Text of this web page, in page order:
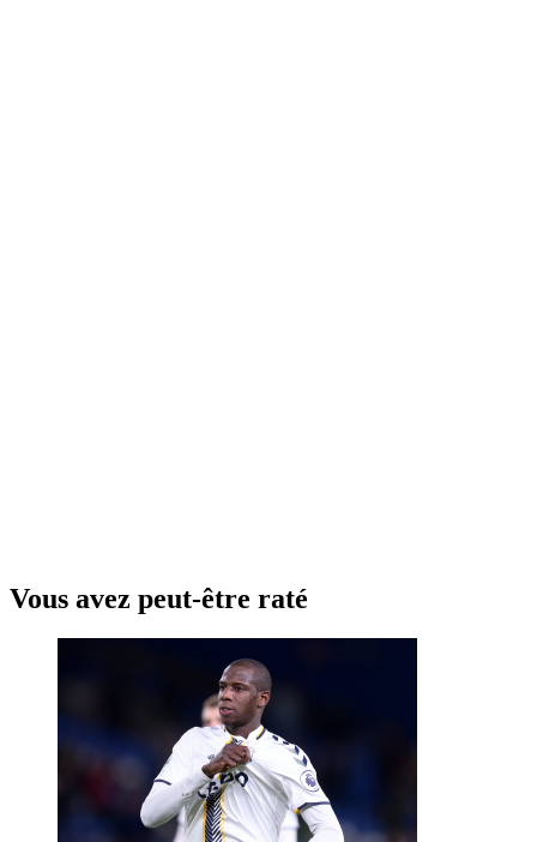
Vous avez peut-être raté